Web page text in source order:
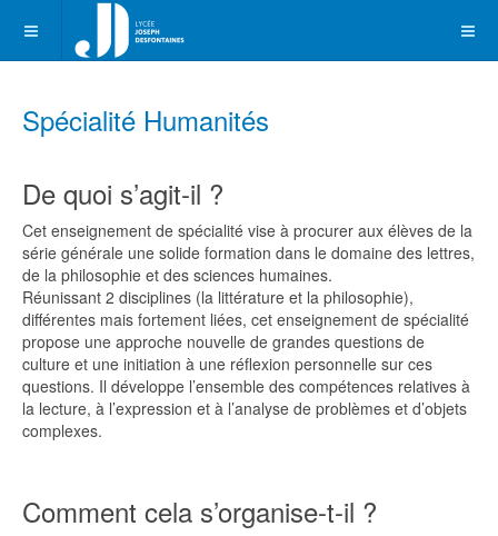
Spécialité Humanités
De quoi s’agit-il ?
Cet enseignement de spécialité vise à procurer aux élèves de la
série générale une solide formation dans le domaine des lettres,
de la philosophie et des sciences humaines.
Réunissant 2 disciplines (la littérature et la philosophie),
différentes mais fortement liées, cet enseignement de spécialité
propose une approche nouvelle de grandes questions de
culture et une initiation à une réflexion personnelle sur ces
questions. Il développe l’ensemble des compétences relatives à
la lecture, à l’expression et à l’analyse de problèmes et d’objets
complexes.
Comment cela s’organise-t-il ?